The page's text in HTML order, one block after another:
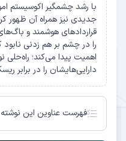
جدیدی نیز همراه آن ظهور
قراردادهای هوشمند و
را در چشم بر هم زدنی
اهمیت پیدا می‌کند؛ راه‌حلی
دارایی‌هایشان را در برابر
فهرست عناوین این نوشته